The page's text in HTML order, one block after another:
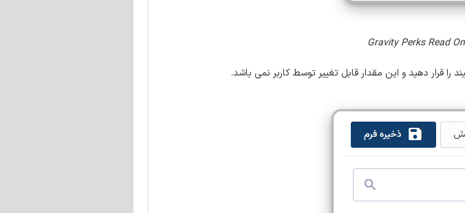
قرار دهید و این مقدار قابل تغییر توسط کاربر نمی باشد.